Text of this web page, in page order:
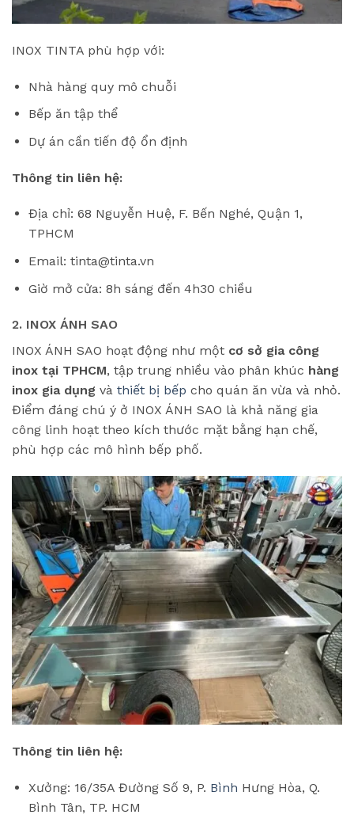
INOX TINTA phù hợp với:
Nhà hàng quy mô chuỗi
Bếp ăn tập thể
Dự án cần tiến độ ổn định
Thông tin liên hệ:
Địa chỉ: 68 Nguyễn Huệ, F. Bến Nghé, Quận 1,
TPHCM
Email: tinta@tinta.vn
Giờ mở cửa: 8h sáng đến 4h30 chiều
2. INOX ÁNH SAO
INOX ÁNH SAO hoạt động như một cơ sở gia công
inox tại TPHCM, tập trung nhiều vào phân khúc hàng
inox gia dụng và thiết bị bếp cho quán ăn vừa và nhỏ.
Điểm đáng chú ý ở INOX ÁNH SAO là khả năng gia
công linh hoạt theo kích thước mặt bằng hạn chế,
phù hợp các mô hình bếp phố.
Thông tin liên hệ:
Xưởng: 16/35A Đường Số 9, P. Bình Hưng Hòa, Q.
Bình Tân, TP. HCM